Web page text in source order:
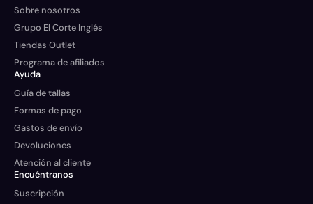
Sobre nosotros
Grupo El Corte Inglés
Tiendas Outlet
Programa de afiliados
Ayuda
Guía de tallas
Formas de pago
Gastos de envío
Devoluciones
Atención al cliente
Encuéntranos
Suscripción